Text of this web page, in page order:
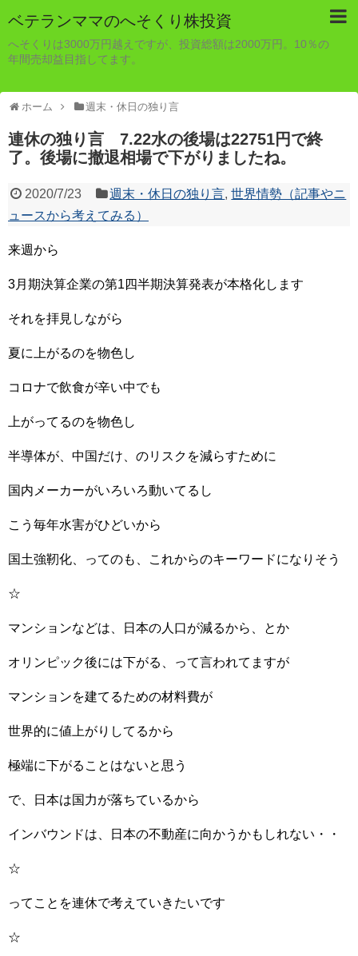
ベテランママのへそくり株投資
へそくりは3000万円越えですが、投資総額は2000万円。10％の
年間売却益目指してます。
ホーム 週末・休日の独り言
連休の独り言 7.22水の後場は22751円で終
了。後場に撤退相場で下がりましたね。
2020/7/23 週末・休日の独り言,世界情勢（記事やニ
ュースから考えてみる）
来週から
3月期決算企業の第1四半期決算発表が本格化します
それを拝見しながら
夏に上がるのを物色し
コロナで飲食が辛い中でも
上がってるのを物色し
半導体が、中国だけ、のリスクを減らすために
国内メーカーがいろいろ動いてるし
こう毎年水害がひどいから
国土強靭化、ってのも、これからのキーワードになりそう
☆
マンションなどは、日本の人口が減るから、とか
オリンピック後には下がる、って言われてますが
マンションを建てるための材料費が
世界的に値上がりしてるから
極端に下がることはないと思う
で、日本は国力が落ちているから
インバウンドは、日本の不動産に向かうかもしれない・・
☆
ってことを連休で考えていきたいです
☆